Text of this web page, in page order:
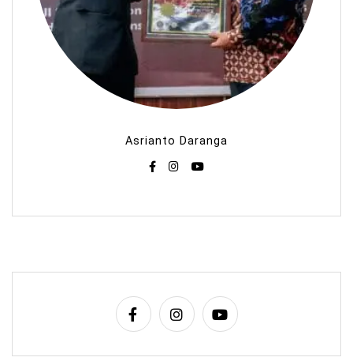
Asrianto Daranga